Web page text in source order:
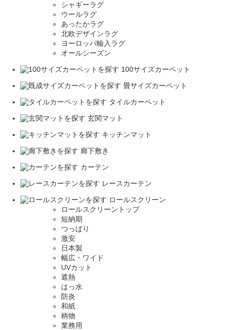
シャギーラグ
ウールラグ
あったかラグ
北欧デザインラグ
ヨーロッパ輸入ラグ
オールシーズン
100サイズカーペット
畳サイズカーペット
タイルカーペット
玄関マット
キッチンマット
廊下敷き
カーテン
レースカーテン
ロールスクリーン
ロールスクリーントップ
短納期
つっぱり
激安
日本製
幅広・ワイド
UVカット
遮熱
はっ水
防炎
和紙
柄物
業務用